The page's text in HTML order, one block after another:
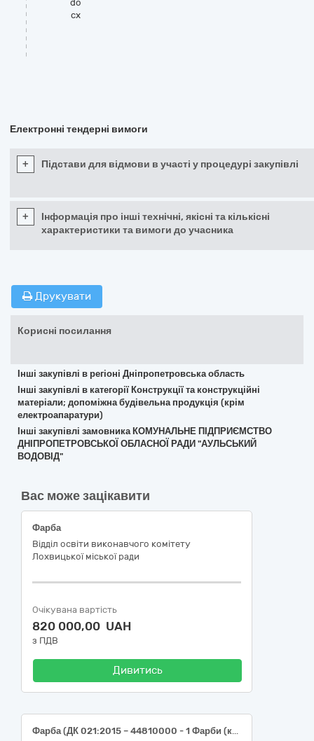
do
cx
Електронні тендерні вимоги
+ Підстави для відмови в участі у процедурі закупівлі
+
Інформація про інші технічні, якісні та кількісні
характеристики та вимоги до учасника
Друкувати
Корисні посилання
Інші закупівлі в регіоні Дніпропетровська область
Інші закупівлі в категорії Конструкції та конструкційні
матеріали; допоміжна будівельна продукція (крім
електроапаратури)
Інші закупівлі замовника КОМУНАЛЬНЕ ПІДПРИЄМСТВО
ДНІПРОПЕТРОВСЬКОЇ ОБЛАСНОЇ РАДИ "АУЛЬСЬКИЙ
ВОДОВІД"
Вас може зацікавити
Фарба
Відділ освіти виконавчого комітету
Лохвицької міської ради
Очікувана вартість
820 000,00 UAH
з ПДВ
Дивитись
Фарба (ДК 021:2015 – 44810000 - 1 Фарби (код за номенклатурою 44812100 – Емалі та глазурі))